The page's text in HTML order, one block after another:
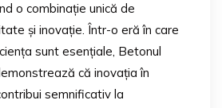
o combinație unică de
și inovație. Într-o eră în care
sunt esențiale, Betonul
că inovația în
semnificativ la